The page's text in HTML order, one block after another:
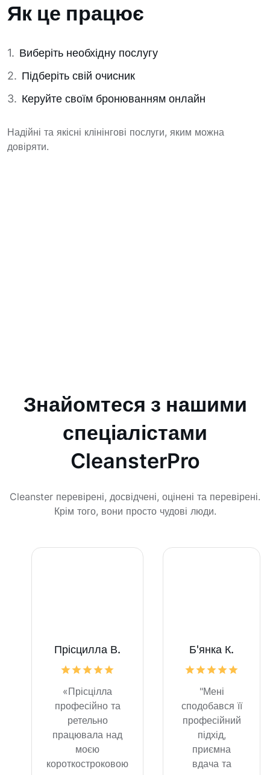
Як це працює
Виберіть необхідну послугу
Підберіть свій очисник
Керуйте своїм бронюванням онлайн
Надійні та якісні клінінгові послуги, яким можна
довіряти.
Знайомтеся з нашими
спеціалістами
CleansterPro
Cleanster перевірені, досвідчені, оцінені та перевірені.
Крім того, вони просто чудові люди.
Прісцилла В.
«Прісцілла
професійно та
ретельно
працювала над
моєю
короткостроковою
Б'янка К.
"Мені
сподобався її
професійний
підхід,
приємна
вдача та